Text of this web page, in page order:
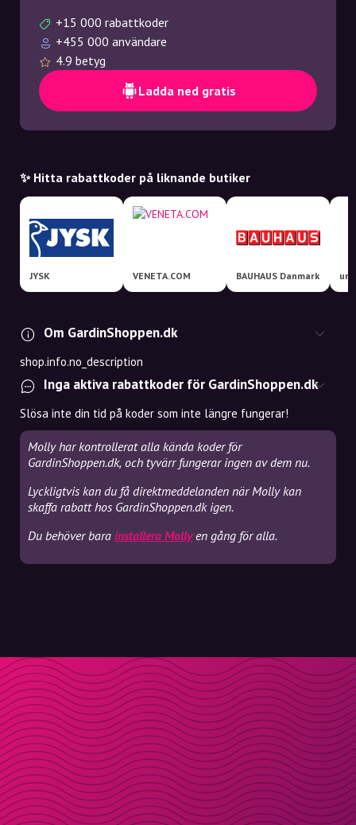
+15 000 rabattkoder
+455 000 användare
4.9 betyg
Ladda ned gratis
✨ Hitta rabattkoder på liknande butiker
JYSK VENETA.COM BAUHAUS Danmark
Om GardinShoppen.dk
shop.info.no_description
Inga aktiva rabattkoder för GardinShoppen.dk
Slösa inte din tid på koder som inte längre fungerar!
Molly har kontrollerat alla kända koder för
GardinShoppen.dk, och tyvärr fungerar ingen av dem nu.
Lyckligtvis kan du få direktmeddelanden när Molly kan
skaffa rabatt hos GardinShoppen.dk igen.
Du behöver bara installera Mollyen gång för alla.